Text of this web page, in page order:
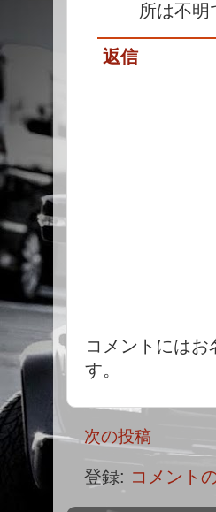
所は不
返信
コメントには
す。
次の投稿
登録: コメント